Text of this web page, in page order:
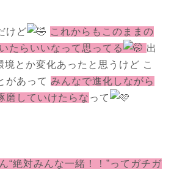
けど
これからもこのままの
たらいいなって思ってる
出
とか変化あったと思うけど こ
があって みんなで進化しながら
磨していけたらな って
“絶対みんな一緒！！”ってガチガ